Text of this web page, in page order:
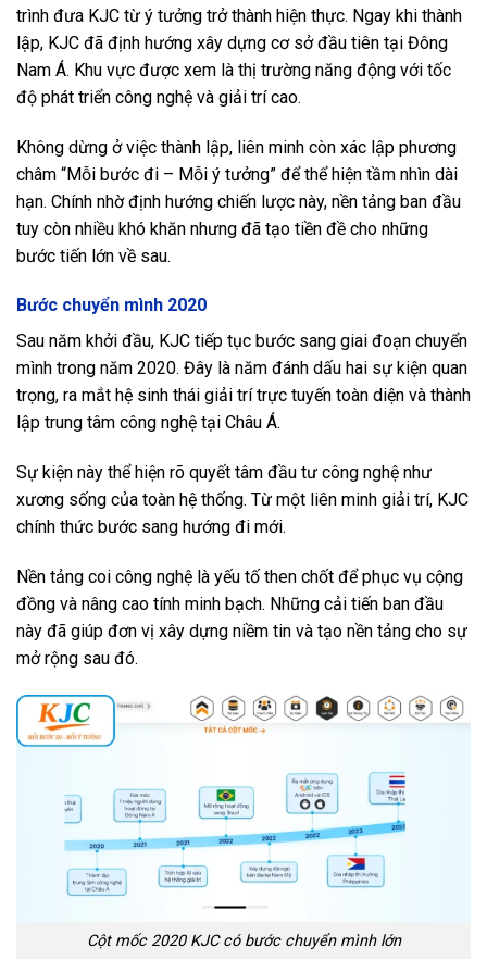
trình đưa KJC từ ý tưởng trở thành hiện thực. Ngay khi thành
lập, KJC đã định hướng xây dựng cơ sở đầu tiên tại Đông
Nam Á. Khu vực được xem là thị trường năng động với tốc
độ phát triển công nghệ và giải trí cao.
Không dừng ở việc thành lập, liên minh còn xác lập phương
châm “Mỗi bước đi – Mỗi ý tưởng” để thể hiện tầm nhìn dài
hạn. Chính nhờ định hướng chiến lược này, nền tảng ban đầu
tuy còn nhiều khó khăn nhưng đã tạo tiền đề cho những
bước tiến lớn về sau.
Bước chuyển mình 2020
Sau năm khởi đầu, KJC tiếp tục bước sang giai đoạn chuyển
mình trong năm 2020. Đây là năm đánh dấu hai sự kiện quan
trọng, ra mắt hệ sinh thái giải trí trực tuyến toàn diện và thành
lập trung tâm công nghệ tại Châu Á.
Sự kiện này thể hiện rõ quyết tâm đầu tư công nghệ như
xương sống của toàn hệ thống. Từ một liên minh giải trí, KJC
chính thức bước sang hướng đi mới.
Nền tảng coi công nghệ là yếu tố then chốt để phục vụ cộng
đồng và nâng cao tính minh bạch. Những cải tiến ban đầu
này đã giúp đơn vị xây dựng niềm tin và tạo nền tảng cho sự
mở rộng sau đó.
Cột mốc 2020 KJC có bước chuyển mình lớn